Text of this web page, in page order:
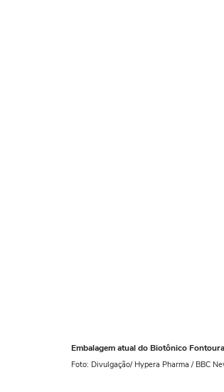
Embalagem atual do Biotônico Fontoura
Foto: Divulgação/ Hypera Pharma / BBC